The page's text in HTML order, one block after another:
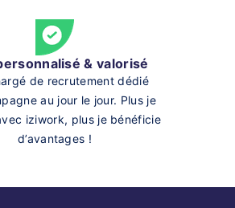
& valorisé
de recrutement dédié
au jour le jour. Plus je
iziwork, plus je bénéficie
d’avantages !